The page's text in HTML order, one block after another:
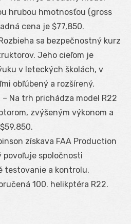
hrubou hmotnosťou (gross
cena je $77,850.
sa bezpečnostný kurz
Jeho cieľom je
v leteckých školách, v
obľúbený a rozšírený.
– Na trh prichádza model R22
zvýšeným výkonom a
získava FAA Production
spoločnosti
testovanie a kontrolu.
100. helikptéra R22.